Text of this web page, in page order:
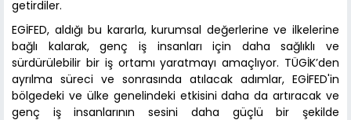
getirdiler.
EGİFED, aldığı bu kararla, kurumsal değerlerine ve ilkelerine
bağlı kalarak, genç iş insanları için daha sağlıklı ve
sürdürülebilir bir iş ortamı yaratmayı amaçlıyor. TÜGİK’den
ayrılma süreci ve sonrasında atılacak adımlar, EGİFED'in
bölgedeki ve ülke genelindeki etkisini daha da artıracak ve
genç iş insanlarının sesini daha güçlü bir şekilde